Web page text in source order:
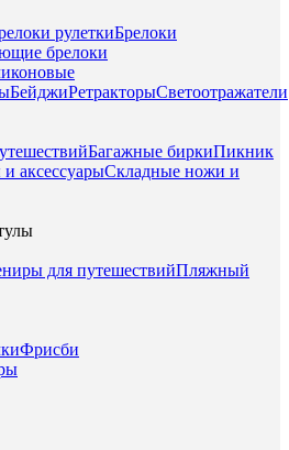
рулеткиБрелоки
брелоки
БейджиРетракторыСветоотражатели
Багажные биркиПикник
аксессуарыСкладные ножи и
для путешествийПляжный
Фрисби